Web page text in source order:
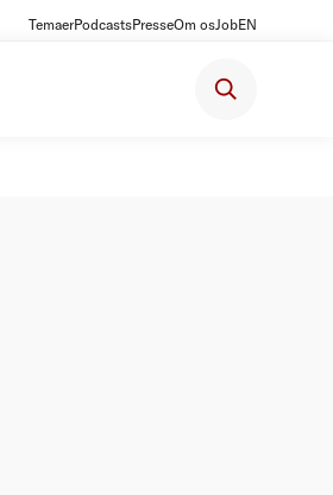
TemaerPodcastsPresseOm osJobEN